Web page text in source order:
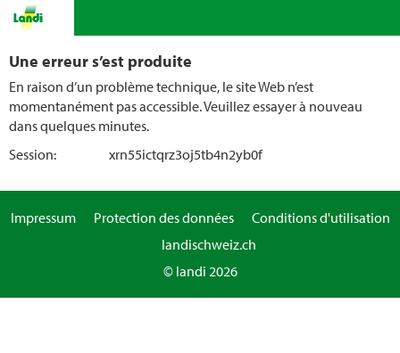
Une erreur s’est produite
En raison d’un problème technique, le site Web n’est
momentanément pas accessible. Veuillez essayer à nouveau
dans quelques minutes.
Session:
xrn55ictqrz3oj5tb4n2yb0f
Impressum Protection des données
Conditions d'utilisation
landischweiz.ch
© landi 2026